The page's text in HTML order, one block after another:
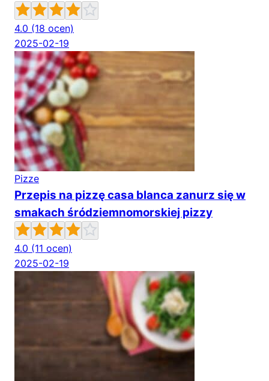
4.0 (18 ocen)
2025-02-19
Pizze
Przepis na pizzę casa blanca zanurz się w
smakach śródziemnomorskiej pizzy
4.0 (11 ocen)
2025-02-19